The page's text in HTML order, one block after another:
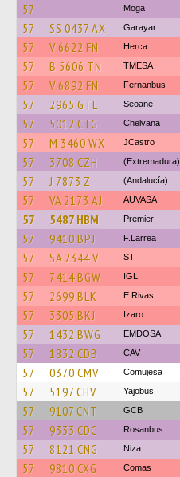
57 Moga
57 SS 0437 AX Garayar
57 V 6622 FN Herca
57 B 5606 TN TMESA
57 V 6892 FN Fernanbus
57 2965 GTL Seoane
57 5012 CTG Chelvana
57 M 3460 WX JCastro
57 3708 CZH (Extremadura)
57 J 7873 Z (Andalucía)
57 VA 2173 AJ AUVASA
57 5487 HBM Premier
57 9410 BPJ F.Larrea
57 SA 2344 V ST
57 7414 BGW IGL
57 2699 BLK E.Rivas
57 3305 BKJ Izaro
57 1432 BWG EMDOSA
57 1832 CDB CAV
57 0370 CMV Comujesa
57 5197 CHV Yajobus
57 9107 CNT GCB
57 9333 CDC Rosanbus
57 8121 CNG Niza
57 9810 CXG Comas